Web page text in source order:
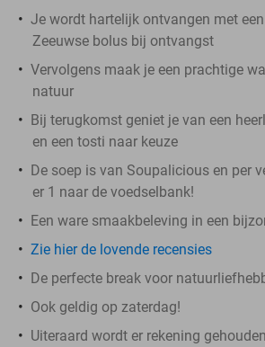
Je wordt hartelijk ontvangen met
Zeeuwse bolus bij ontvangst
Vervolgens maak je een prachtige
natuur
Bij terugkomst geniet je van een
en een tosti naar keuze
De soep is van Soupalicious en per
er 1 naar de voedselbank!
Een ware smaakbeleving in een
Zie hier de lovende recensies
De perfecte break voor
Ook geldig op zaterdag!
Uiteraard wordt er rekening